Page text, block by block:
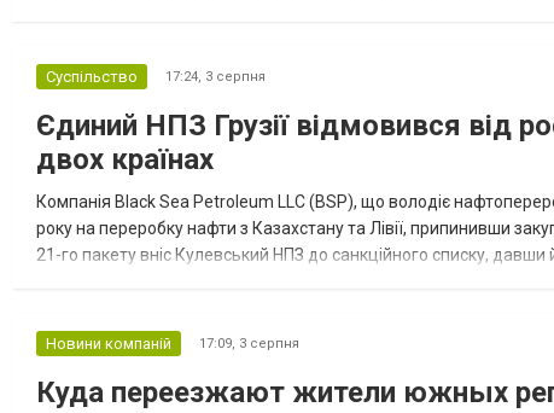
Суспільство 17:24, 3 серпня
Єдиний НПЗ Грузії відмовився від
двох країнах
Компанія Black Sea Petroleum LLC (BSP), що володіє
року на переробку нафти з Казахстану та Лівії, припинивши
21-го пакету вніс Кулевський НПЗ до санкційного списку,
Новини компаній 17:09, 3 серпня
Куда переезжают жители южных